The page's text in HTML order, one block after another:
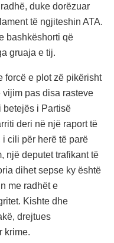
duke dorëzuar
të ngjiteshin ATA.
bashkëshorti që
gruaja e tij.
forcë e plot zë pikërisht
pas disa rasteve
betejës i Partisë
deri në një raport të
i cili për herë të parë
një deputet trafikant të
dihet sepse ky është
me radhët e
Kishte dhe
drejtues
krime.